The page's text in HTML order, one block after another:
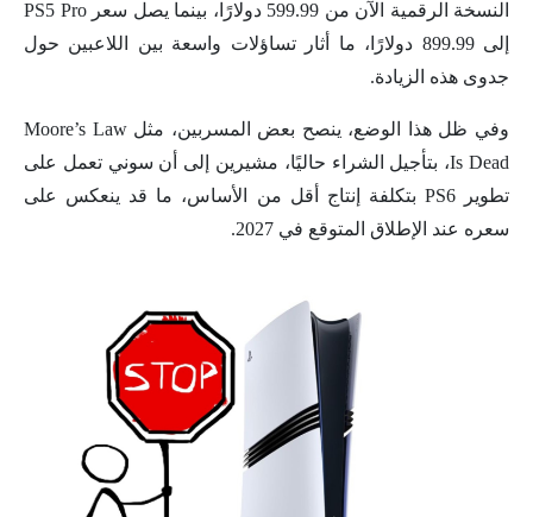
النسخة الرقمية الآن من 599.99 دولارًا، بينما يصل سعر PS5 Pro
إلى 899.99 دولارًا، ما أثار تساؤلات واسعة بين اللاعبين حول
جدوى هذه الزيادة.
وفي ظل هذا الوضع، ينصح بعض المسربين، مثل Moore’s Law
Is Dead، بتأجيل الشراء حاليًا، مشيرين إلى أن سوني تعمل على
تطوير PS6 بتكلفة إنتاج أقل من الأساس، ما قد ينعكس على
سعره عند الإطلاق المتوقع في 2027.